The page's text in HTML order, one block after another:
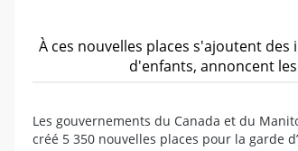
À ces nouvelles places s'ajoutent
d'enfants, annoncent
Les gouvernements du Canada et du
créé 5 350 nouvelles places pour la garde